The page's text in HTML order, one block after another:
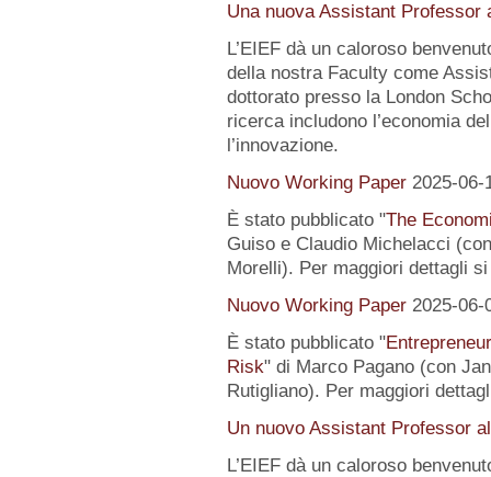
Una nuova Assistant Professor
L’EIEF dà un caloroso
della nostra Faculty come
dottorato presso la London
ricerca includono l’economia
l’innovazione.
Nuovo Working Paper 2025-06-
È stato pubblicato "The
Guiso e Claudio Michelacci
Morelli). Per maggiori dettagli
Nuovo Working Paper 2025-06-
È stato pubblicato "
Risk" di Marco Pagano (con
Rutigliano). Per maggiori
Un nuovo Assistant Professor
L’EIEF dà un caloroso